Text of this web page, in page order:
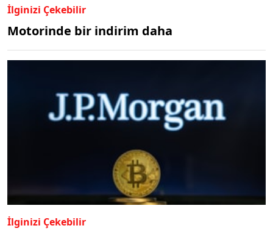
İlginizi Çekebilir
Motorinde bir indirim daha
İlginizi Çekebilir